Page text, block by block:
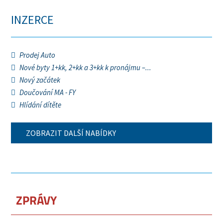
INZERCE
Prodej Auto
Nové byty 1+kk, 2+kk a 3+kk k pronájmu –...
Nový začátek
Doučování MA - FY
Hlídání dítěte
ZOBRAZIT DALŠÍ NABÍDKY
ZPRÁVY